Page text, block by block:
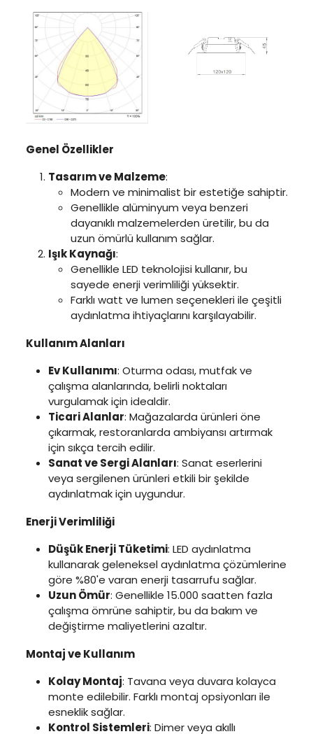
Genel Özellikler
Tasarım ve Malzeme:
Modern ve minimalist bir estetiğe sahiptir.
Genellikle alüminyum veya benzeri
dayanıklı malzemelerden üretilir, bu da
uzun ömürlü kullanım sağlar.
Işık Kaynağı:
Genellikle LED teknolojisi kullanır, bu
sayede enerji verimliliği yüksektir.
Farklı watt ve lumen seçenekleri ile çeşitli
aydınlatma ihtiyaçlarını karşılayabilir.
Kullanım Alanları
Ev Kullanımı: Oturma odası, mutfak ve
çalışma alanlarında, belirli noktaları
vurgulamak için idealdir.
Ticari Alanlar: Mağazalarda ürünleri öne
çıkarmak, restoranlarda ambiyansı artırmak
için sıkça tercih edilir.
Sanat ve Sergi Alanları: Sanat eserlerini
veya sergilenen ürünleri etkili bir şekilde
aydınlatmak için uygundur.
Enerji Verimliliği
Düşük Enerji Tüketimi: LED aydınlatma
kullanarak geleneksel aydınlatma çözümlerine
göre %80'e varan enerji tasarrufu sağlar.
Uzun Ömür: Genellikle 15.000 saatten fazla
çalışma ömrüne sahiptir, bu da bakım ve
değiştirme maliyetlerini azaltır.
Montaj ve Kullanım
Kolay Montaj: Tavana veya duvara kolayca
monte edilebilir. Farklı montaj opsiyonları ile
esneklik sağlar.
Kontrol Sistemleri: Dimer veya akıllı